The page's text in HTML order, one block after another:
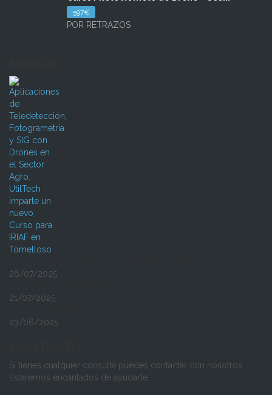
597€
POR RETRAZOS
26/07/2025
21/07/2025
23/06/2025
Si tienes cualquier consulta puedes contactar con nosotros.
Estaremos encantados de ayudarte: